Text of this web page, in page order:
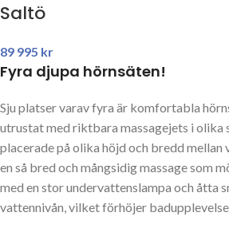
Saltö
89 995 kr
Fyra djupa hörnsäten!
Sju platser varav fyra är komfortabla
utrustat med riktbara massagejets i olika
placerade på olika höjd och bredd mellan
en så bred och mångsidig massage som
med en stor undervattenslampa och åtta
vattennivån, vilket förhöjer